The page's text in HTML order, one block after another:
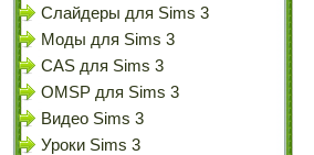
Слайдеры для Sims 3
Моды для Sims 3
CAS для Sims 3
OMSP для Sims 3
Видео Sims 3
Уроки Sims 3